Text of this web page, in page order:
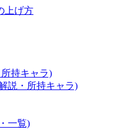
上げ方
持キャラ)
説・所持キャラ)
一覧)